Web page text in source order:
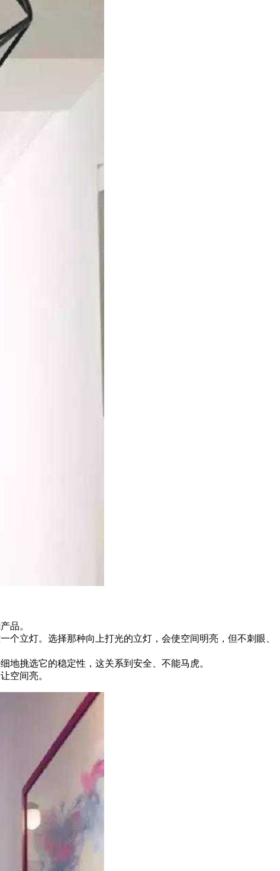
品。
立灯。选择那种向上打光的立灯，会使空间明亮，但不刺眼、
地挑选它的稳定性，这关系到安全、不能马虎。
空间亮。